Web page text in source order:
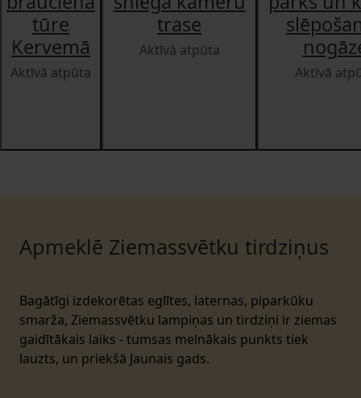
tūre
Kervemā
Aktīvā atpūta
trase
Aktīvā atpūta
Aktīvā
Apmeklē Ziemassvētku tirdziņus
Bagātīgi izdekorētas eglītes, laternas, piparkūku
smarža, Ziemassvētku lampiņas un tirdziņi ir ziemas
gaidītākais laiks - tumsas melnākais punkts tiek
lauzts, un priekšā Jaunais gads.